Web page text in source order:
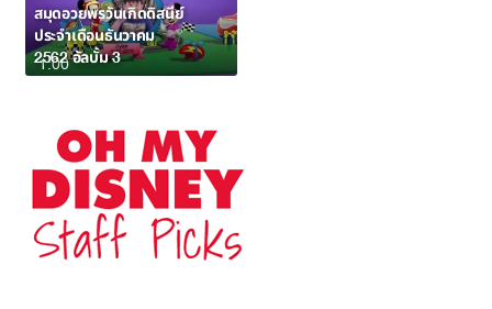
1:00
สมุดอวยพรวันเกิดดิสนีย์
ประจำเดือนธันวาคม
2562 อัลบั้ม 3